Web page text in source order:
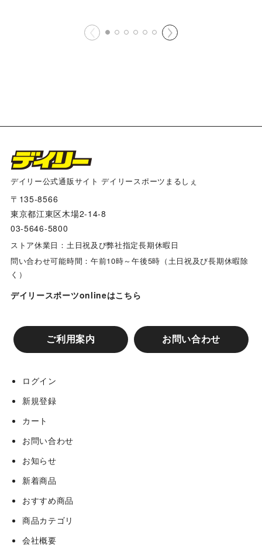
デイリー公式通販サイト デイリースポーツまるしぇ
〒135-8566
東京都江東区木場2-14-8
03-5646-5800
ストア休業日：土日祝及び弊社指定長期休暇日
問い合わせ可能時間：午前10時～午後5時（土日祝及び長期休暇除
く）
デイリースポーツonlineはこちら
ご利用案内 お問い合わせ
ログイン
新規登録
カート
お問い合わせ
お知らせ
新着商品
おすすめ商品
商品カテゴリ
会社概要